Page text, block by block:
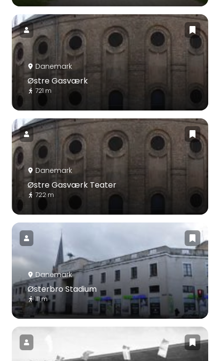
Danemark
Østre Gasværk
721 m
Danemark
Østre Gasværk Teater
722 m
Danemark
Østerbro Stadium
111 m